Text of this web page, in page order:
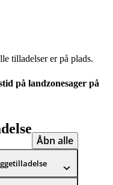
tilladelser er på plads.
på landzonesager på
Åbn alle